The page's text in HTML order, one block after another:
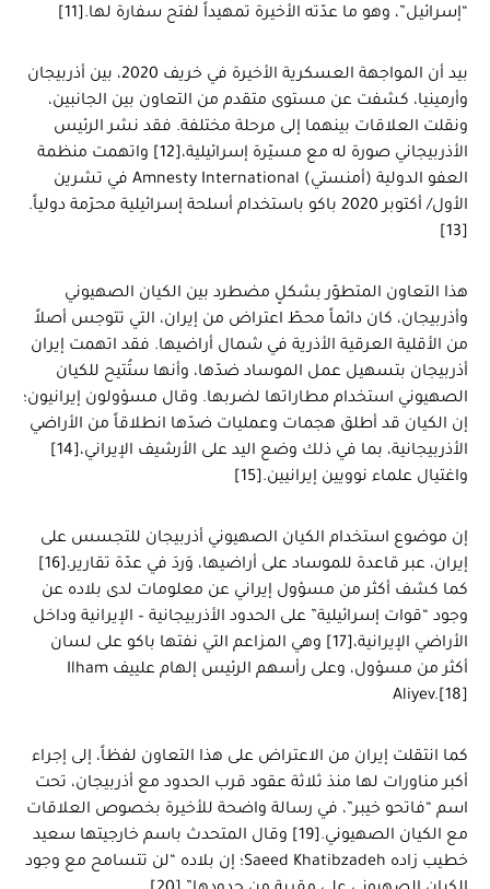
“إسرائيل”، وهو ما عدّته الأخيرة تمهيداً لفتح سفارة لها.[11]
بيد أن المواجهة العسكرية الأخيرة في خريف 2020، بين أذربيجان
وأرمينيا، كشفت عن مستوى متقدم من التعاون بين الجانبين،
ونقلت العلاقات بينهما إلى مرحلة مختلفة. فقد نشر الرئيس
الأذربيجاني صورة له مع مسيّرة إسرائيلية،[12] واتهمت منظمة
العفو الدولية (أمنستي) Amnesty International في تشرين
الأول/ أكتوبر 2020 باكو باستخدام أسلحة إسرائيلية محرّمة دولياً.
[13]
هذا التعاون المتطوّر بشكلٍ مضطرد بين الكيان الصهيوني
وأذربيجان، كان دائماً محطّ اعتراض من إيران، التي تتوجس أصلاً
من الأقلية العرقية الأذرية في شمال أراضيها. فقد اتهمت إيران
أذربيجان بتسهيل عمل الموساد ضدّها، وأنها ستُتيح للكيان
الصهيوني استخدام مطاراتها لضربها. وقال مسؤولون إيرانيون؛
إن الكيان قد أطلق هجمات وعمليات ضدّها انطلاقاً من الأراضي
الأذربيجانية، بما في ذلك وضع اليد على الأرشيف الإيراني،[14]
واغتيال علماء نوويين إيرانيين.[15]
إن موضوع استخدام الكيان الصهيوني أذربيجان للتجسس على
إيران، عبر قاعدة للموساد على أراضيها، وَردَ في عدّة تقارير،[16]
كما كشف أكثر من مسؤول إيراني عن معلومات لدى بلاده عن
وجود “قوات إسرائيلية” على الحدود الأذربيجانية – الإيرانية وداخل
الأراضي الإيرانية،[17] وهي المزاعم التي نفتها باكو على لسان
أكثر من مسؤول، وعلى رأسهم الرئيس إلهام علييف Ilham
Aliyev.[18]
كما انتقلت إيران من الاعتراض على هذا التعاون لفظاً، إلى إجراء
أكبر مناورات لها منذ ثلاثة عقود قرب الحدود مع أذربيجان، تحت
اسم “فاتحو خيبر”، في رسالة واضحة للأخيرة بخصوص العلاقات
مع الكيان الصهيوني.[19] وقال المتحدث باسم خارجيتها سعيد
خطيب زاده Saeed Khatibzadeh؛ إن بلاده “لن تتسامح مع وجود